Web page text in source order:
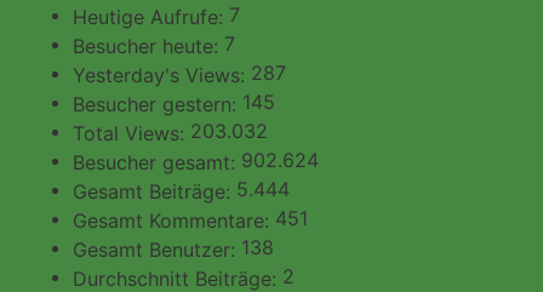
Heutige Aufrufe: 7
Besucher heute: 7
Yesterday's Views: 287
Besucher gestern: 145
Total Views: 203.032
Besucher gesamt: 902.624
Gesamt Beiträge: 5.444
Gesamt Kommentare: 451
Gesamt Benutzer: 138
Durchschnitt Beiträge: 2